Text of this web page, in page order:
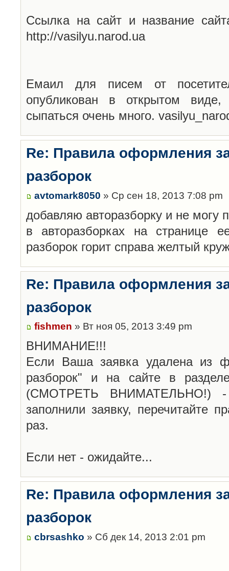
Ссылка на сайт и название
http://vasilyu.narod.ua
Емаил для писем от
опубликован в открытом
сыпаться очень много.
Re: Правила оформления
разборок
avtomark8050 » Ср сен 18, 2013 7:08 pm
добавляю авторазборку и не могу
в авторазборках на странице
разборок горит справа желтый
Re: Правила оформления
разборок
fishmen » Вт ноя 05, 2013 3:49 pm
ВНИМАНИЕ!!!
Если Ваша заявка удалена из
разборок" и на сайте в
(СМОТРЕТЬ ВНИМАТЕЛЬНО!)
заполнили заявку, перечитайте
раз.
Если нет - ожидайте...
Re: Правила оформления
разборок
cbrsashko » Сб дек 14, 2013 2:01 pm